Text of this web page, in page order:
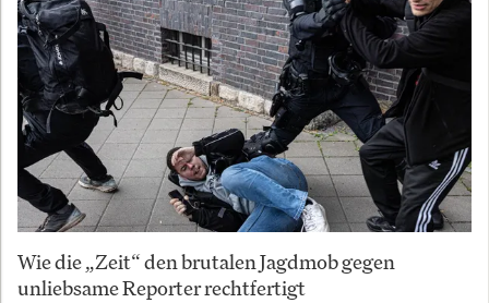
Wie die „Zeit“ den brutalen Jagdmob gegen
unliebsame Reporter rechtfertigt